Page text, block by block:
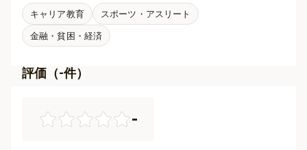
キャリア教育 スポーツ・アスリート
金融・貧困・経済
評価（-件）
-